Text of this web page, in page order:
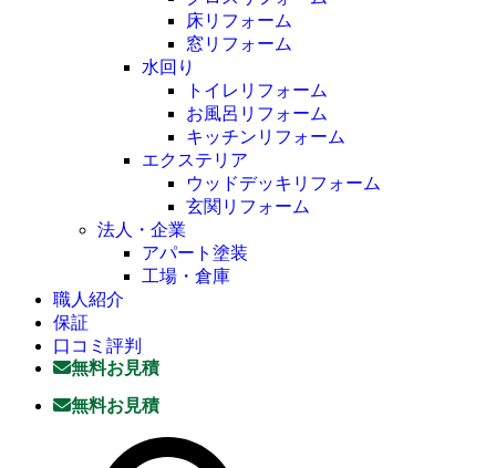
床リフォーム
窓リフォーム
水回り
トイレリフォーム
お風呂リフォーム
キッチンリフォーム
エクステリア
ウッドデッキリフォーム
玄関リフォーム
法人・企業
アパート塗装
工場・倉庫
職人紹介
保証
口コミ評判
無料お見積
無料お見積